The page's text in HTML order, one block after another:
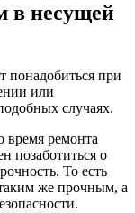
в несущей
при
или
случаях.
время ремонта
позаботиться о
То есть
же прочным, а